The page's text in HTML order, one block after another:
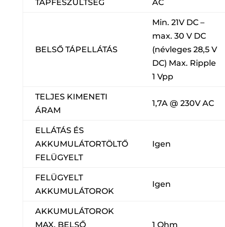
TÁPFESZÜLTSÉG
AC
BELSŐ TÁPELLÁTÁS
Min. 21V DC –
max. 30 V DC
(névleges 28,5 V
DC) Max. Ripple
1 Vpp
TELJES KIMENETI
ÁRAM
1,7A @ 230V AC
ELLÁTÁS ÉS
AKKUMULÁTORTÖLTŐ
FELÜGYELT
Igen
FELÜGYELT
AKKUMULÁTOROK
Igen
AKKUMULÁTOROK
MAX. BELSŐ
1 Ohm